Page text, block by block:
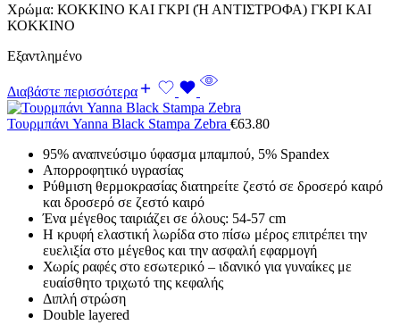
Χρώμα: ΚΟΚΚΙΝΟ ΚΑΙ ΓΚΡΙ (Ή ΑΝΤΙΣΤΡΟΦΑ) ΓΚΡΙ ΚΑΙ
ΚΟΚΚΙΝΟ
Εξαντλημένο
Διαβάστε περισσότερα
Τουρμπάνι Yanna Black Stampa Zebra €63.80
95% αναπνεύσιμο ύφασμα μπαμπού, 5% Spandex
Απορροφητικό υγρασίας
Ρύθμιση θερμοκρασίας διατηρείτε ζεστό σε δροσερό καιρό
και δροσερό σε ζεστό καιρό
Ένα μέγεθος ταιριάζει σε όλους: 54-57 cm
Η κρυφή ελαστική λωρίδα στο πίσω μέρος επιτρέπει την
ευελιξία στο μέγεθος και την ασφαλή εφαρμογή
Χωρίς ραφές στο εσωτερικό – ιδανικό για γυναίκες με
ευαίσθητο τριχωτό της κεφαλής
Διπλή στρώση
Double layered